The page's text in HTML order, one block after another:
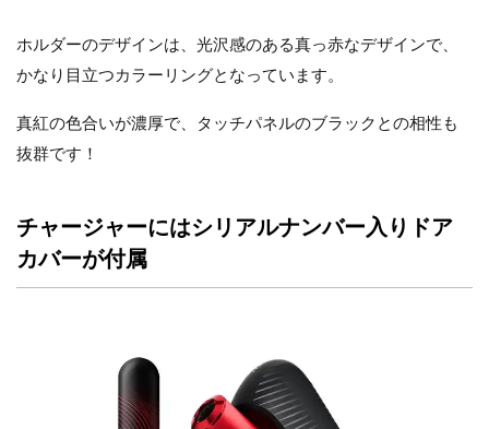
ホルダーのデザインは、光沢感のある真っ赤なデザインで、
かなり目立つカラーリングとなっています。
真紅の色合いが濃厚で、タッチパネルのブラックとの相性も
抜群です！
チャージャーにはシリアルナンバー入りドア
カバーが付属